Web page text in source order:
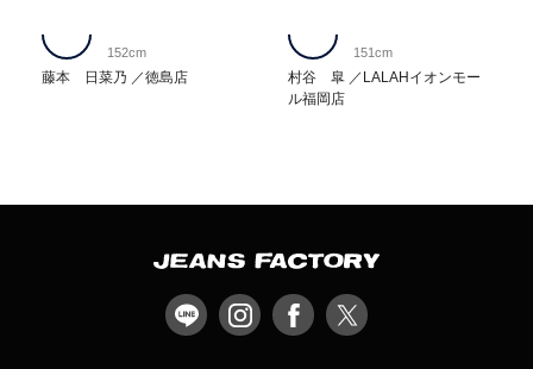
藤本 日菜乃 徳島店
152cm
村谷 皐
LALAHイオンモー
ル福岡店
151cm